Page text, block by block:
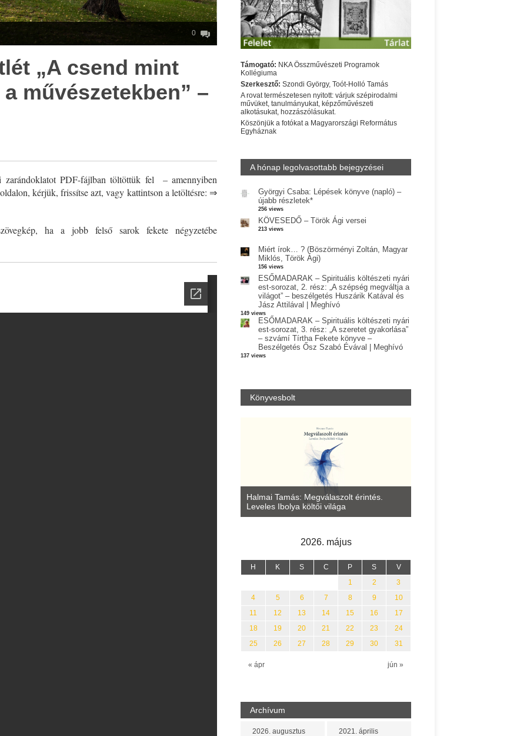
0
„A csend mint
művészetekben” –
PDF-fájlban töltöttük fel – amennyiben
kérjük, frissítse azt, vagy kattintson a letöltésre: ⇒
ha a jobb felső sarok fekete négyzetébe
Támogató: NKA Összművészeti Programok
Kollégiuma
Szerkesztő: Szondi György, Toót-Holló Tamás
A rovat természetesen nyitott: várjuk szépirodalmi
művüket, tanulmányukat, képzőművészeti
alkotásukat, hozzászólásukat.
Köszönjük a fotókat a Magyarországi Református
Egyháznak
A hónap legolvasottabb bejegyzései
Györgyi Csaba: Lépések könyve (napló) –
újabb részletek*
256 views
KÖVESEDŐ – Török Ági versei
213 views
Miért írok… ? (Böszörményi Zoltán, Magyar
Miklós, Török Ági)
156 views
ESŐMADARAK – Spirituális költészeti nyári
est-sorozat, 2. rész: „A szépség megváltja a
világot” – beszélgetés Huszárik Katával és
Jász Attilával | Meghívó
149 views
ESŐMADARAK – Spirituális költészeti nyári
est-sorozat, 3. rész: „A szeretet gyakorlása”
– szvámí Tírtha Fekete könyve –
Beszélgetés Ősz Szabó Évával | Meghívó
137 views
Könyvesbolt
Lakatos Fleisz Katalin: Vasárnap délután
Sárszegen
2026. május
H K S C P S V
« ápr jún »
1 2
3
4
5 6 7 8 9
10
11
12 13 14 15 16
17
18
19 20 21 22 23
24
25
26 27 28 29 30 31
Archívum
2026. augusztus 2021. április